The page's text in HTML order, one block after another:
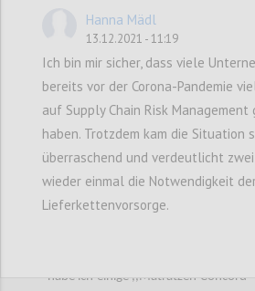
und Universitäten und das
eingeführt. Für mich persönlich
sehr belastend, da ich sehr viel
dem PC verbracht habe.
Verspannungen im Nacken und
führten wiederum zu Schmerzen.
nach Rücksprache mit einer
entschieden ein neues Bett
Polstern zu kaufen. Nach dem Kauf
Polster habe ich zusätzlich
wollen. Am letzten Tag vor dem
habe ich einige ,,Matratzen Concord“
Hanna Mädl
13.12.2021 - 11:19
Ich bin mir sicher, dass viele
bereits vor der Corona-Pandemie
auf Supply Chain Risk Management
haben. Trotzdem kam die Situation
überraschend und verdeutlicht
wieder einmal die Notwendigkeit
Lieferkettenvorsorge.